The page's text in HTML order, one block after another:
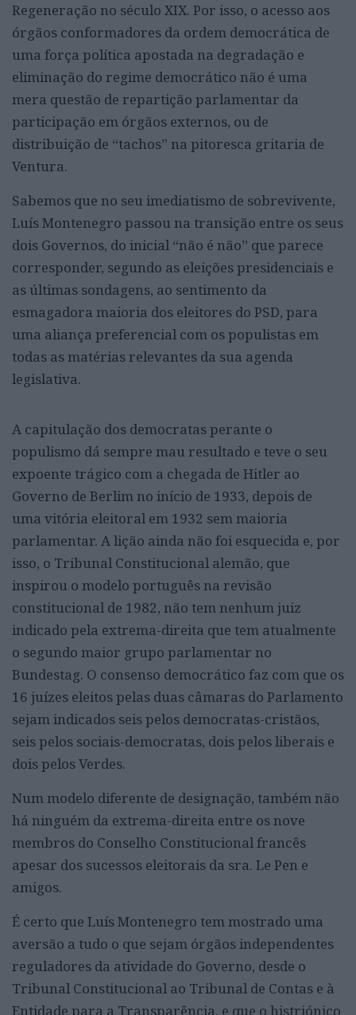
Regeneração no século XIX. Por isso, o acesso aos
órgãos conformadores da ordem democrática de
uma força política apostada na degradação e
eliminação do regime democrático não é uma
mera questão de repartição parlamentar da
participação em órgãos externos, ou de
distribuição de “tachos” na pitoresca gritaria de
Ventura.
Sabemos que no seu imediatismo de sobrevivente,
Luís Montenegro passou na transição entre os seus
dois Governos, do inicial “não é não” que parece
corresponder, segundo as eleições presidenciais e
as últimas sondagens, ao sentimento da
esmagadora maioria dos eleitores do PSD, para
uma aliança preferencial com os populistas em
todas as matérias relevantes da sua agenda
legislativa.
A capitulação dos democratas perante o
populismo dá sempre mau resultado e teve o seu
expoente trágico com a chegada de Hitler ao
Governo de Berlim no início de 1933, depois de
uma vitória eleitoral em 1932 sem maioria
parlamentar. A lição ainda não foi esquecida e, por
isso, o Tribunal Constitucional alemão, que
inspirou o modelo português na revisão
constitucional de 1982, não tem nenhum juiz
indicado pela extrema-direita que tem atualmente
o segundo maior grupo parlamentar no
Bundestag. O consenso democrático faz com que os
16 juízes eleitos pelas duas câmaras do Parlamento
sejam indicados seis pelos democratas-cristãos,
seis pelos sociais-democratas, dois pelos liberais e
dois pelos Verdes.
Num modelo diferente de designação, também não
há ninguém da extrema-direita entre os nove
membros do Conselho Constitucional francês
apesar dos sucessos eleitorais da sra. Le Pen e
amigos.
É certo que Luís Montenegro tem mostrado uma
aversão a tudo o que sejam órgãos independentes
reguladores da atividade do Governo, desde o
Tribunal Constitucional ao Tribunal de Contas e à
Entidade para a Transparência, e que o histriónico